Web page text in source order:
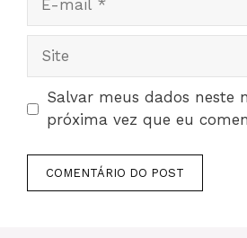
Site
Salvar meus dados neste
próxima vez que eu